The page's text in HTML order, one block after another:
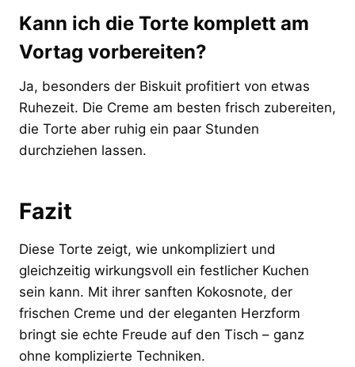
Kann ich die Torte komplett am
Vortag vorbereiten?
Ja, besonders der Biskuit profitiert von etwas
Ruhezeit. Die Creme am besten frisch zubereiten,
die Torte aber ruhig ein paar Stunden
durchziehen lassen.
Fazit
Diese Torte zeigt, wie unkompliziert und
gleichzeitig wirkungsvoll ein festlicher Kuchen
sein kann. Mit ihrer sanften Kokosnote, der
frischen Creme und der eleganten Herzform
bringt sie echte Freude auf den Tisch – ganz
ohne komplizierte Techniken.